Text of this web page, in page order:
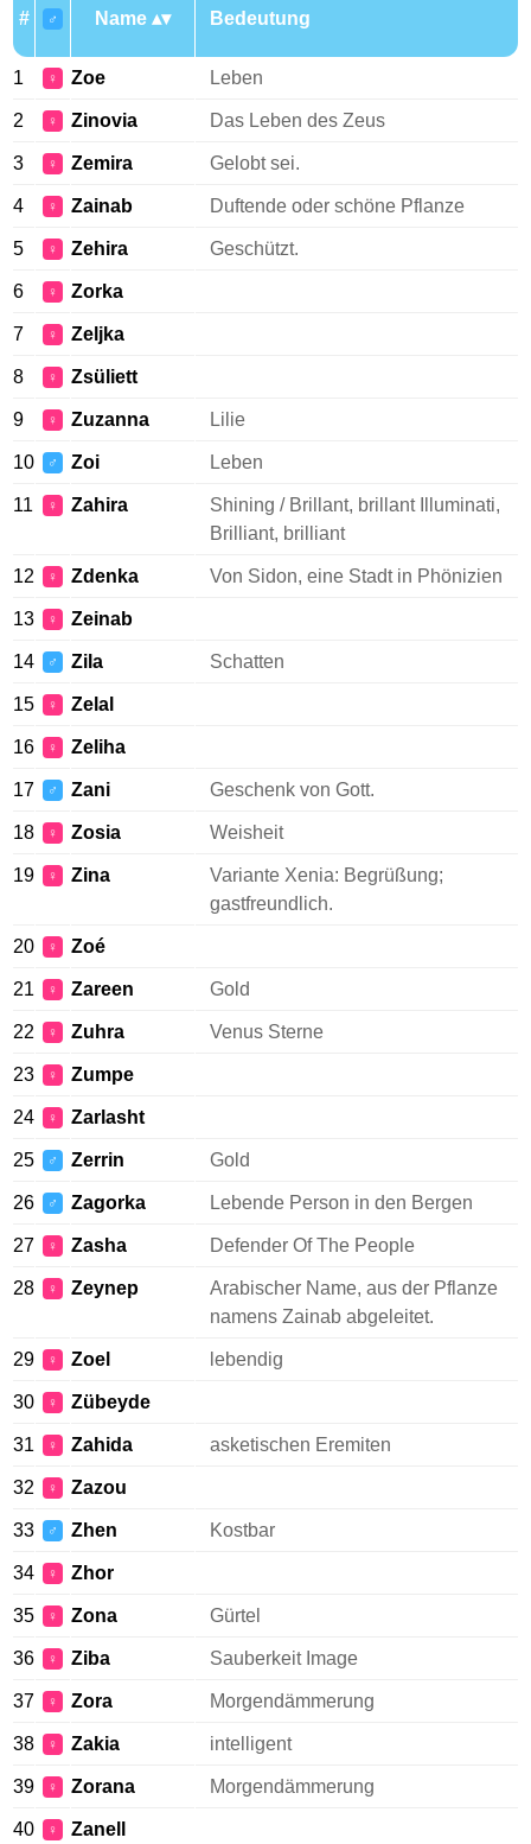
# ♂ Name Bedeutung
1 ♀ Zoe Leben
2 ♀ Zinovia Das Leben des Zeus
3 ♀ Zemira Gelobt sei.
4 ♀ Zainab Duftende oder schöne Pflanze
5 ♀ Zehira Geschützt.
6 ♀ Zorka
7 ♀ Zeljka
8 ♀ Zsüliett
9 ♀ Zuzanna Lilie
10 ♂ Zoi Leben
11 ♀ Zahira
Shining / Brillant, brillant Illuminati,
Brilliant, brilliant
12 ♀ Zdenka Von Sidon, eine Stadt in Phönizien
13 ♀ Zeinab
14 ♂ Zila Schatten
15 ♀ Zelal
16 ♀ Zeliha
17 ♂ Zani Geschenk von Gott.
18 ♀ Zosia Weisheit
19 ♀ Zina
Variante Xenia: Begrüßung;
gastfreundlich.
20 ♀ Zoé
21 ♀ Zareen Gold
22 ♀ Zuhra Venus Sterne
23 ♀ Zumpe
24 ♀ Zarlasht
25 ♂ Zerrin Gold
26 ♂ Zagorka Lebende Person in den Bergen
27 ♀ Zasha Defender Of The People
28 ♀ Zeynep
Arabischer Name, aus der Pflanze
namens Zainab abgeleitet.
29 ♀ Zoel lebendig
30 ♀ Zübeyde
31 ♀ Zahida asketischen Eremiten
32 ♀ Zazou
33 ♂ Zhen Kostbar
34 ♀ Zhor
35 ♀ Zona Gürtel
36 ♀ Ziba Sauberkeit Image
37 ♀ Zora Morgendämmerung
38 ♀ Zakia intelligent
39 ♀ Zorana Morgendämmerung
40 ♀ Zanell